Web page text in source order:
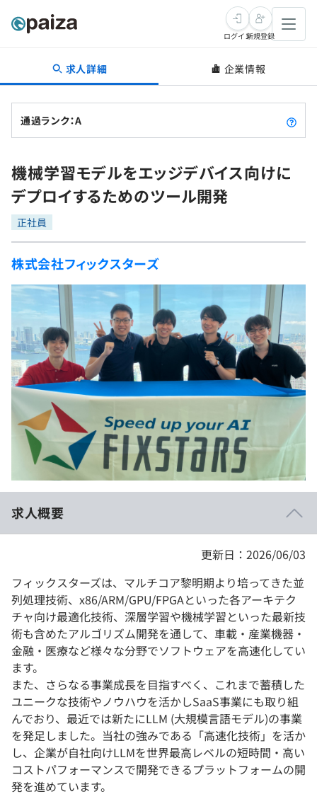
転職・キャリア
転職成功ガイド
転職エージェント
インタビュー
転職成功ガイド
新卒就活
求人検索
本選考
インターン
新卒エージェント
イベント・セミナー
インタビュー
就活成功ガイド
学習
問題集
ナレッジ
リファレンス
個人向けプラン
法人向けプラン
契約内容・クーポン
プログラミング言語
評価結果一覧
再チャレンジ結果一覧
ゲーム・マンガ
Tech Team Journal
paiza times
note
paizaとは？
ログイン新規登録
求人詳細 企業情報
通過ランク：A
機械学習モデルをエッジデバイス向けに
デプロイするためのツール開発
正社員
株式会社フィックスターズ
求人概要
更新日：2026/06/03
フィックスターズは、マルチコア黎明期より培ってきた並
列処理技術、x86/ARM/GPU/FPGAといった各アーキテク
チャ向け最適化技術、深層学習や機械学習といった最新技
術も含めたアルゴリズム開発を通して、車載・産業機器・
金融・医療など様々な分野でソフトウェアを高速化してい
ます。
また、さらなる事業成長を目指すべく、これまで蓄積した
ユニークな技術やノウハウを活かしSaaS事業にも取り組
んでおり、最近では新たにLLM (大規模言語モデル)の事業
を発足しました。当社の強みである「高速化技術」を活か
し、企業が自社向けLLMを世界最高レベルの短時間・高い
コストパフォーマンスで開発できるプラットフォームの開
発を進めています。